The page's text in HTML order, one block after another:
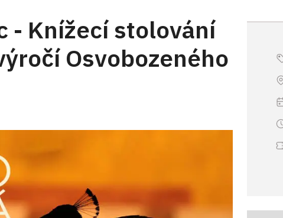
- Knížecí stolování
Osvobozeného